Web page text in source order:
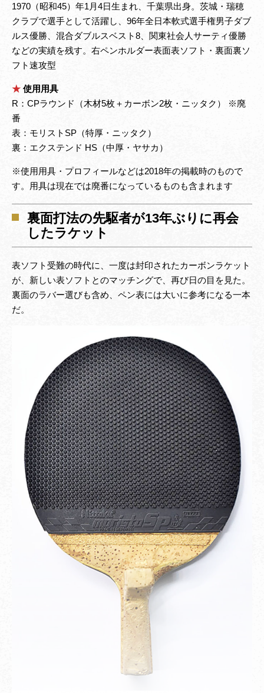
1970（昭和45）年1月4日生まれ、千葉県出身。茨城・瑞穂
クラブで選手として活躍し、96年全日本軟式選手権男子ダブ
ルス優勝、混合ダブルスベスト8、関東社会人サーティ優勝
などの実績を残す。右ペンホルダー表面表ソフト・裏面裏ソ
フト速攻型
★ 使用用具
R：CPラウンド（木材5枚＋カーボン2枚・ニッタク） ※廃
番
表：モリストSP（特厚・ニッタク）
裏：エクステンド HS（中厚・ヤサカ）
※使用用具・プロフィールなどは2018年の掲載時のもので
す。用具は現在では廃番になっているものも含まれます
裏面打法の先駆者が13年ぶりに再会
したラケット
表ソフト受難の時代に、一度は封印されたカーボンラケット
が、新しい表ソフトとのマッチングで、再び日の目を見た。
裏面のラバー選びも含め、ペン表には大いに参考になる一本
だ。